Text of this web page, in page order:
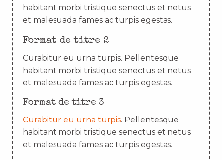
habitant morbi tristique senectus et netus
et malesuada fames ac turpis egestas.
Format de titre 2
Curabitur eu urna turpis. Pellentesque
habitant morbi tristique senectus et netus
et malesuada fames ac turpis egestas.
Format de titre 3
Curabitur eu urna turpis. Pellentesque
habitant morbi tristique senectus et netus
et malesuada fames ac turpis egestas.